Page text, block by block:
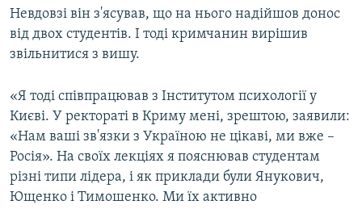
Невдовзі він з'ясував, що на нього надійшов донос
від двох студентів. І тоді кримчанин вирішив
звільнитися з вишу.
«Я тоді співпрацював з Інститутом психології у
Києві. У ректораті в Криму мені, зрештою, заявили:
«Нам ваші зв'язки з Україною не цікаві, ми вже –
Росія». На своїх лекціях я пояснював студентам
різні типи лідера, і як приклади були Янукович,
Ющенко і Тимошенко. Ми їх активно